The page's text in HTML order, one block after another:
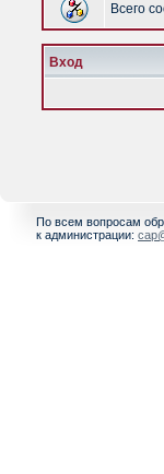
Всего
Вход
По всем вопросам
к администрации: